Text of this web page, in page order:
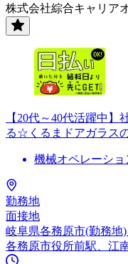
株式会社綜合キャリア
【20代～40代活躍中
る☆くるまドアガラス
機械オペレーショ
勤務地
面接地
岐阜県各務原市(勤務地
各務原市役所前駅、江